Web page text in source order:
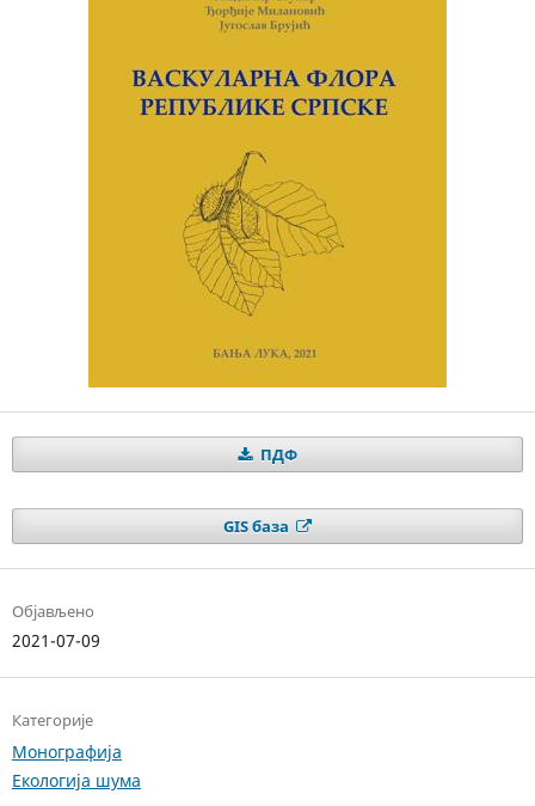
ПДФ
GIS база
Објављено
2021-07-09
Категорије
Монографија
Екологија шума